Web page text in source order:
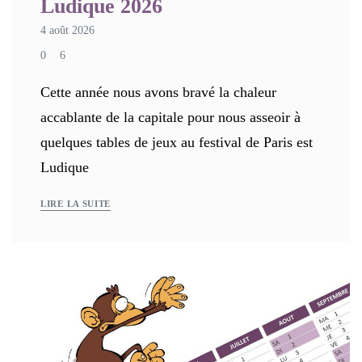
Ludique 2026
4 août 2026
0 6
Cette année nous avons bravé la chaleur
accablante de la capitale pour nous asseoir à
quelques tables de jeux au festival de Paris est
Ludique
LIRE LA SUITE